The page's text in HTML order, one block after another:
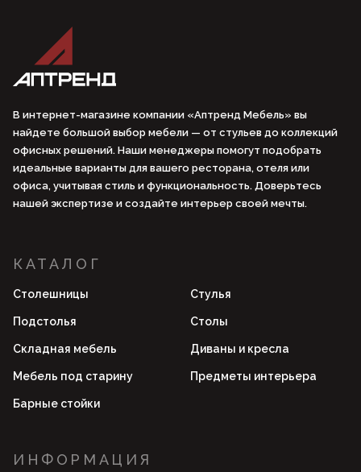
В интернет-магазине компании «Аптренд Мебель» вы
найдете большой выбор мебели — от стульев до коллекций
офисных решений. Наши менеджеры помогут подобрать
идеальные варианты для вашего ресторана, отеля или
офиса, учитывая стиль и функциональность. Доверьтесь
нашей экспертизе и создайте интерьер своей мечты.
КАТАЛОГ
Столешницы Стулья
Подстолья Столы
Складная мебель Диваны и кресла
Мебель под старину Предметы интерьера
Барные стойки
ИНФОРМАЦИЯ